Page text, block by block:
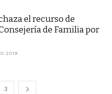
el recurso de
de Familia por
2019
3